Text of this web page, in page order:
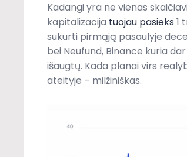
Kadangi yra ne vienas
kapitalizacija tuojau pasieks 1
sukurti pirmąją pasaulyje
bei Neufund, Binance kuria
išaugtų. Kada planai virs
ateityje – milžiniškas.